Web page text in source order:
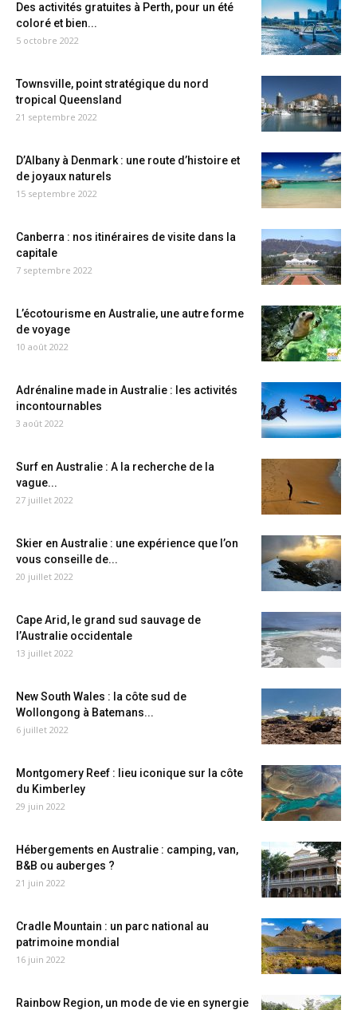
Des activités gratuites à Perth, pour un été
coloré et bien...
5 octobre 2022
Townsville, point stratégique du nord
tropical Queensland
21 septembre 2022
D’Albany à Denmark : une route d’histoire et
de joyaux naturels
15 septembre 2022
Canberra : nos itinéraires de visite dans la
capitale
7 septembre 2022
L’écotourisme en Australie, une autre forme
de voyage
10 août 2022
Adrénaline made in Australie : les activités
incontournables
3 août 2022
Surf en Australie : A la recherche de la
vague...
27 juillet 2022
Skier en Australie : une expérience que l’on
vous conseille de...
20 juillet 2022
Cape Arid, le grand sud sauvage de
l’Australie occidentale
13 juillet 2022
New South Wales : la côte sud de
Wollongong à Batemans...
6 juillet 2022
Montgomery Reef : lieu iconique sur la côte
du Kimberley
29 juin 2022
Hébergements en Australie : camping, van,
B&B ou auberges ?
21 juin 2022
Cradle Mountain : un parc national au
patrimoine mondial
16 juin 2022
Rainbow Region, un mode de vie en synergie